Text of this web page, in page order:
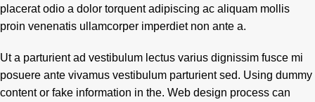
placerat odio a dolor torquent adipiscing ac aliquam mollis
proin venenatis ullamcorper imperdiet non ante a.
Ut a parturient ad vestibulum lectus varius dignissim fusce mi
posuere ante vivamus vestibulum parturient sed. Using dummy
content or fake information in the. Web design process can